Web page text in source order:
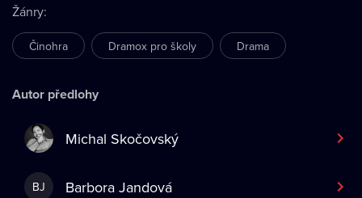
Žánry:
Činohra Dramox pro školy Drama
Autor předlohy
Michal Skočovský
BJ Barbora Jandová